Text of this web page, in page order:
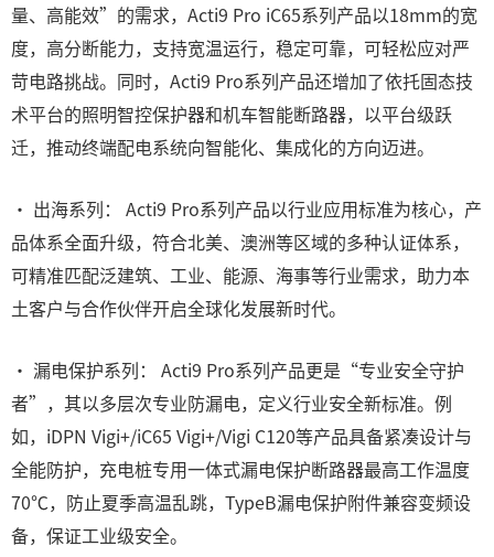
量、高能效”的需求，Acti9 Pro iC65系列产品以18mm的宽
度，高分断能力，支持宽温运行，稳定可靠，可轻松应对严
苛电路挑战。同时，Acti9 Pro系列产品还增加了依托固态技
术平台的照明智控保护器和机车智能断路器，以平台级跃
迁，推动终端配电系统向智能化、集成化的方向迈进。
• 出海系列： Acti9 Pro系列产品以行业应用标准为核心，产
品体系全面升级，符合北美、澳洲等区域的多种认证体系，
可精准匹配泛建筑、工业、能源、海事等行业需求，助力本
土客户与合作伙伴开启全球化发展新时代。
• 漏电保护系列： Acti9 Pro系列产品更是“专业安全守护
者”，其以多层次专业防漏电，定义行业安全新标准。例
如，iDPN Vigi+/iC65 Vigi+/Vigi C120等产品具备紧凑设计与
全能防护，充电桩专用一体式漏电保护断路器最高工作温度
70℃，防止夏季高温乱跳，TypeB漏电保护附件兼容变频设
备，保证工业级安全。